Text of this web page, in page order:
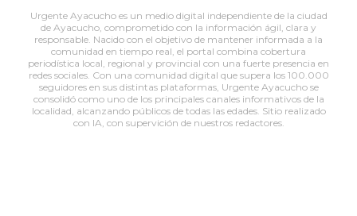
Urgente Ayacucho es un medio digital independiente de la ciudad
de Ayacucho, comprometido con la información ágil, clara y
responsable. Nacido con el objetivo de mantener informada a la
comunidad en tiempo real, el portal combina cobertura
periodística local, regional y provincial con una fuerte presencia en
redes sociales. Con una comunidad digital que supera los 100.000
seguidores en sus distintas plataformas, Urgente Ayacucho se
consolidó como uno de los principales canales informativos de la
localidad, alcanzando públicos de todas las edades. Sitio realizado
con IA, con supervición de nuestros redactores.